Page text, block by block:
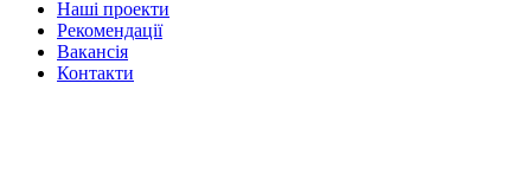
Нашi проекти
Рекомендації
Вакансiя
Контакти